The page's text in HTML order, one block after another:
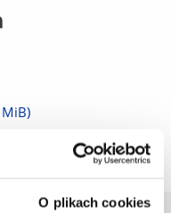
O plikach cookies